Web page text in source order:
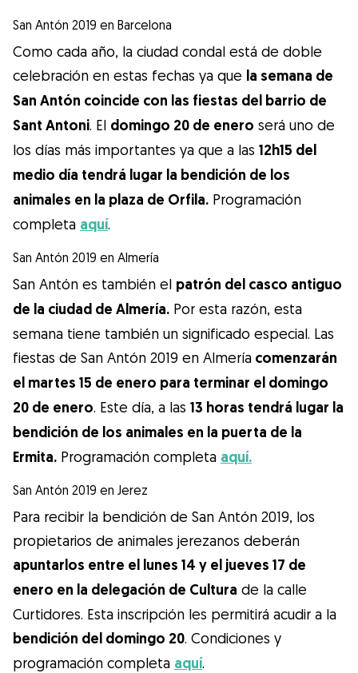
San Antón 2019 en Barcelona
Como cada año, la ciudad condal está de doble
celebración en estas fechas ya que la semana de
San Antón coincide con las fiestas del barrio de
Sant Antoni. El domingo 20 de enero será uno de
los días más importantes ya que a las 12h15 del
medio día tendrá lugar la bendición de los
animales en la plaza de Orfila. Programación
completa aquí.
San Antón 2019 en Almería
San Antón es también el patrón del casco antiguo
de la ciudad de Almería. Por esta razón, esta
semana tiene también un significado especial. Las
fiestas de San Antón 2019 en Almería comenzarán
el martes 15 de enero para terminar el domingo
20 de enero. Este día, a las 13 horas tendrá lugar la
bendición de los animales en la puerta de la
Ermita. Programación completa aquí.
San Antón 2019 en Jerez
Para recibir la bendición de San Antón 2019, los
propietarios de animales jerezanos deberán
apuntarlos entre el lunes 14 y el jueves 17 de
enero en la delegación de Cultura de la calle
Curtidores. Esta inscripción les permitirá acudir a la
bendición del domingo 20. Condiciones y
programación completa aquí.